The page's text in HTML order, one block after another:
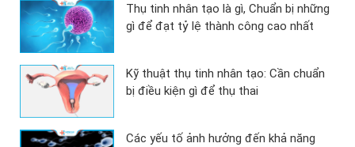
Thụ tinh nhân tạo là gì, Chuẩn bị những
gì để đạt tỷ lệ thành công cao nhất
Kỹ thuật thụ tinh nhân tạo: Cần chuẩn
bị điều kiện gì để thụ thai
Các yếu tố ảnh hưởng đến khả năng